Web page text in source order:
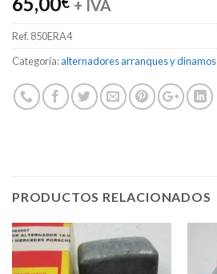
+ IVA
Ref. 850ERA4
Categoría:alternadores arranques y dinamos
PRODUCTOS RELACIONADOS